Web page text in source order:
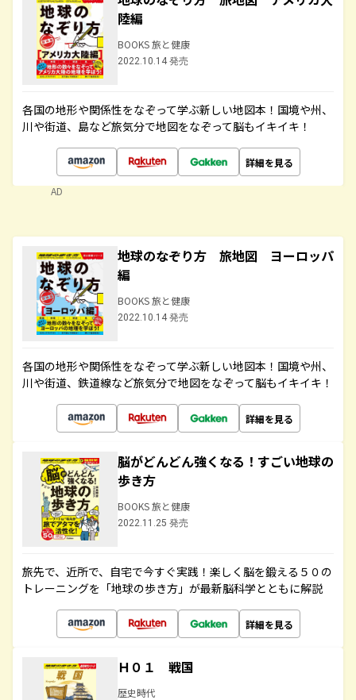
陸編
BOOKS 旅と健康
2022.10.14 発売
各国の地形や関係性をなぞって学ぶ新しい地図本！国境や州、
川や街道、島など旅気分で地図をなぞって脳もイキイキ！
詳細を見る
AD
地球のなぞり方 旅地図 ヨーロッパ
編
BOOKS 旅と健康
2022.10.14 発売
各国の地形や関係性をなぞって学ぶ新しい地図本！国境や州、
川や街道、鉄道線など旅気分で地図をなぞって脳もイキイキ！
詳細を見る
脳がどんどん強くなる！すごい地球の
歩き方
BOOKS 旅と健康
2022.11.25 発売
旅先で、近所で、自宅で今すぐ実践！楽しく脳を鍛える５０の
トレーニングを「地球の歩き方」が最新脳科学とともに解説
詳細を見る
Ｈ０１ 戦国
歴史時代